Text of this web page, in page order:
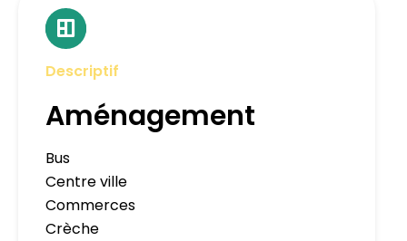
Descriptif
Aménagement
Bus
Centre ville
Commerces
Crèche